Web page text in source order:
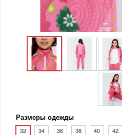
Размеры одежды
32 34 36 38 40 42